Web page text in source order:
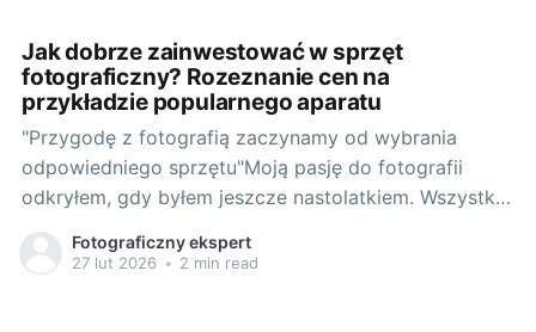
Jak dobrze zainwestować w sprzęt
fotograficzny? Rozeznanie cen na
przykładzie popularnego aparatu
"Przygodę z fotografią zaczynamy od wybrania
odpowiedniego sprzętu"Moją pasję do fotografii
odkryłem, gdy byłem jeszcze nastolatkiem. Wszystko
zaczęło się od staromodnego aparatu mojego
dziadka i kilku rollek filmu. Używałem tego aparatu
Fotograficzny ekspert
27 lut 2026 • 2 min read